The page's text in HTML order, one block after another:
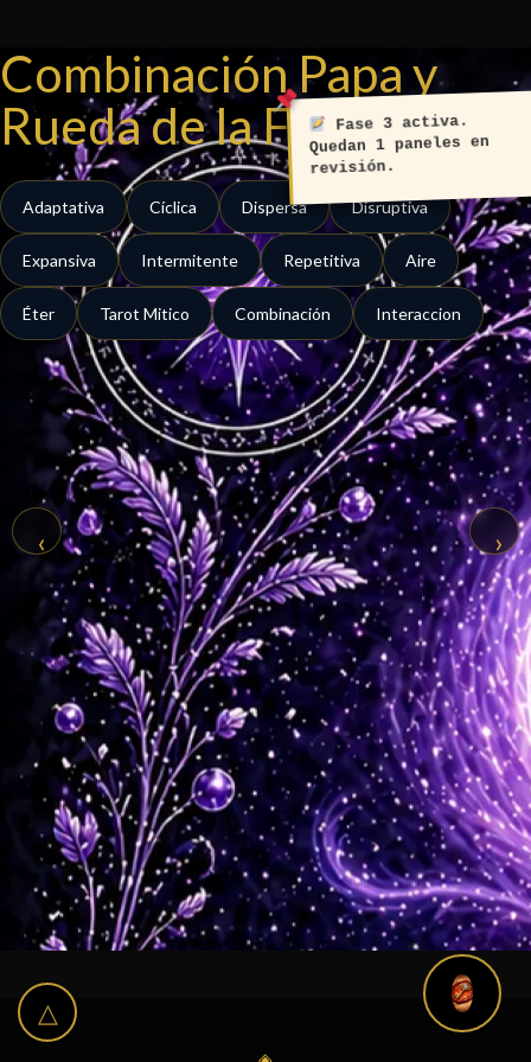
contenido
‹ ›
Combinación Papa y
Rueda de la Fortuna
Adaptativa Cíclica Dispersa Disruptiva
Expansiva Intermitente Repetitiva Aire
Éter Tarot Mitico Combinación Interaccion
Fase 3 activa.
Quedan 1 paneles en
revisión.
△